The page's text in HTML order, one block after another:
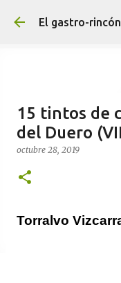
Ir al
El gastro-
15 tintos de
del Duero
octubre 28, 2019
Torralvo